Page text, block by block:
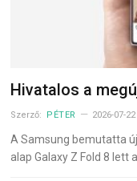
Hivatalos a
Szerző: PÉTER 2026-07-22
A Samsung bemutatta
alap Galaxy Z Fold 8 lett